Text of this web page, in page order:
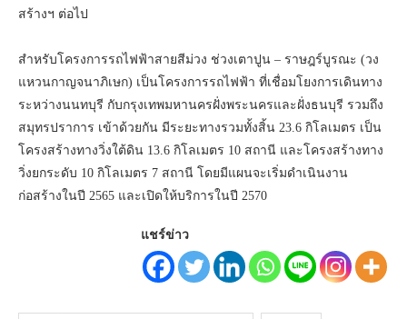
สร้างฯ ต่อไป
สําหรับโครงการรถไฟฟ้าสายสีม่วง ช่วงเตาปูน – ราษฎร์บูรณะ (วง
แหวนกาญจนาภิเษก) เป็นโครงการรถไฟฟ้า ที่เชื่อมโยงการเดินทาง
ระหว่างนนทบุรี กับกรุงเทพมหานครฝั่งพระนครและฝั่งธนบุรี รวมถึง
สมุทรปราการ เข้าด้วยกัน มีระยะทางรวมทั้งสิ้น 23.6 กิโลเมตร เป็น
โครงสร้างทางวิ่งใต้ดิน 13.6 กิโลเมตร 10 สถานี และโครงสร้างทาง
วิ่งยกระดับ 10 กิโลเมตร 7 สถานี โดยมีแผนจะเริ่มดําเนินงาน
ก่อสร้างในปี 2565 และเปิดให้บริการในปี 2570
แชร์ข่าว